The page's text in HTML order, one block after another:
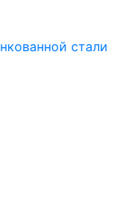
стали